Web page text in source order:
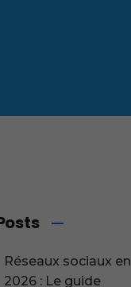
Réseaux sociaux en
2026 : Le guide